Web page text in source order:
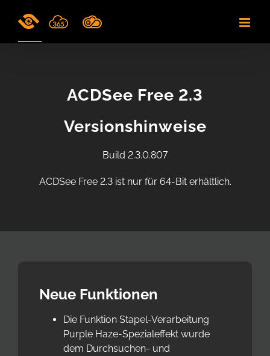
ACDSee Free 2.3
Versionshinweise
Build 2.3.0.807
ACDSee Free 2.3 ist nur für 64-Bit erhältlich.
Neue Funktionen
Die Funktion Stapel-Verarbeitung
Purple Haze-Spezialeffekt wurde
dem Durchsuchen- und